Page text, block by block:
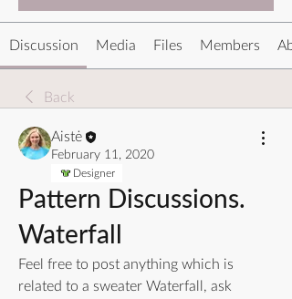
Discussion Media Files Members
Back
Aistė
February 11, 2020
Designer
Pattern Discussions.
Waterfall
Feel free to post anything which is
related to a sweater Waterfall, ask